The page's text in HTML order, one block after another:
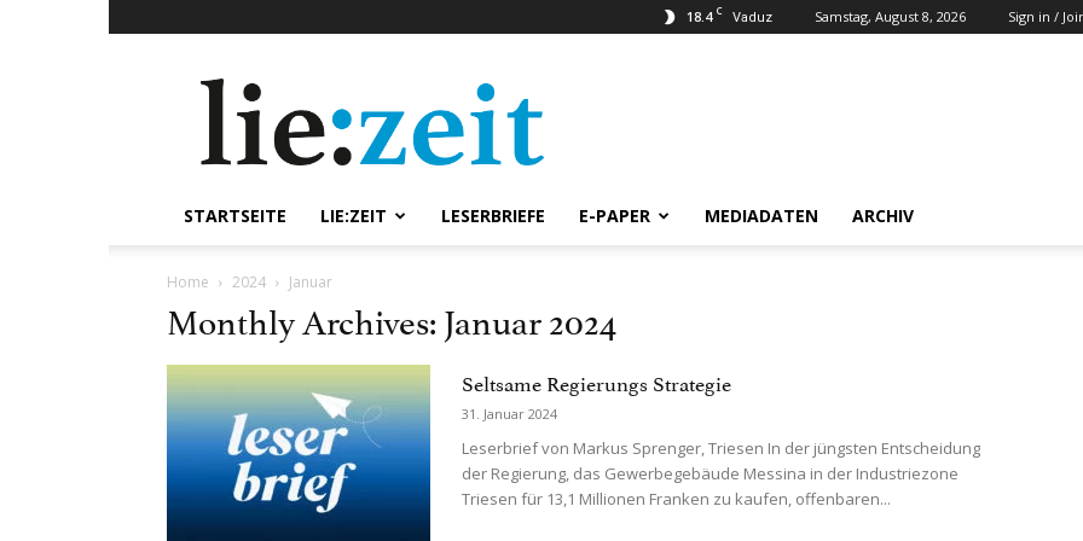
18.4 C Vaduz Samstag, August 8, 2026 Sign in /
STARTSEITE LIE:ZEIT LESERBRIEFE E-PAPER MEDIADATEN ARCHIV
Home 2024 Januar
Monthly Archives: Januar 2024
Seltsame Regierungs Strategie
31. Januar 2024
Leserbrief von Markus Sprenger, Triesen In der jüngsten Entscheidung
der Regierung, das Gewerbegebäude Messina in der Industriezone
Triesen für 13,1 Millionen Franken zu kaufen, offenbaren...